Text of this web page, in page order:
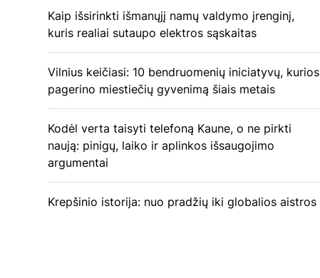
Kaip išsirinkti išmanųjį namų valdymo įrenginį,
kuris realiai sutaupo elektros sąskaitas
Vilnius keičiasi: 10 bendruomenių iniciatyvų, kurios
pagerino miestiečių gyvenimą šiais metais
Kodėl verta taisyti telefoną Kaune, o ne pirkti
naują: pinigų, laiko ir aplinkos išsaugojimo
argumentai
Krepšinio istorija: nuo pradžių iki globalios aistros